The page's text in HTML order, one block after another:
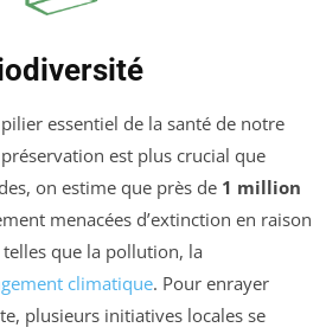
essentiel de la santé de notre
est plus crucial que
on estime que près de 1 million
menacées d’extinction en raison
que la pollution, la
climatique. Pour enrayer
plusieurs initiatives locales se